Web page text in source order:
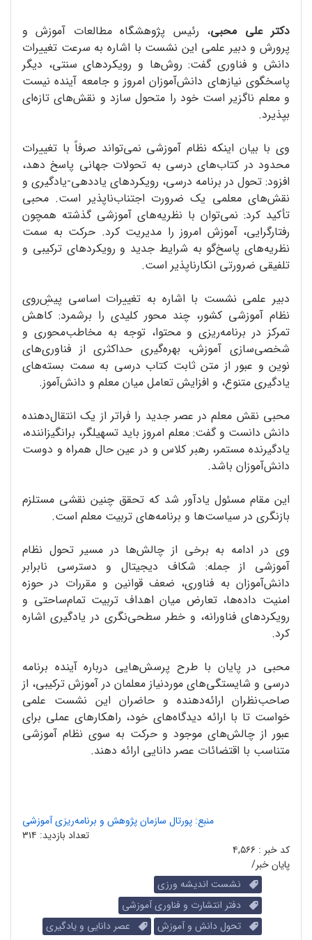
دکتر علی محبی، رئیس پژوهشگاه مطالعات آموزش و
پرورش و دبیر علمی این نشست با اشاره به سرعت تغییرات
دانش و فناوری گفت: روش‌ها و رویکردهای سنتی، دیگر
پاسخگوی نیازهای دانش‌آموزان امروز و جامعه آینده نیست
و معلم ناگزیر است خود را متحول سازد و نقش‌های تازه‌ای
بپذیرد.
وی با بیان اینکه نظام آموزشی نمی‌تواند صرفاً با تغییرات
محدود در کتاب‌های درسی به تحولات جهانی پاسخ دهد،
افزود: تحول در برنامه درسی، رویکردهای یاددهی-یادگیری و
نقش‌های معلمی یک ضرورت اجتناب‌ناپذیر است. محبی
تأکید کرد: نمی‌توان با نظریه‌های آموزشی گذشته همچون
رفتارگرایی، آموزش امروز را مدیریت کرد. حرکت به سمت
نظریه‌های پاسخ‌گو به شرایط جدید و رویکردهای ترکیبی و
تلفیقی ضرورتی انکارناپذیر است.
دبیر علمی نشست با اشاره به تغییرات اساسی پیش‌ِروی
نظام آموزشی کشور، چند محور کلیدی را برشمرد: کاهش
تمرکز در برنامه‌ریزی و محتوا، توجه به مخاطب‌محوری و
شخصی‌سازی آموزش، بهره‌گیری حداکثری از فناوری‌های
نوین و عبور از متن ثابت کتاب درسی به سمت بسته‌های
یادگیری متنوع، و افزایش تعامل میان معلم و دانش‌آموز.
محبی نقش معلم در عصر جدید را فراتر از یک انتقال‌دهنده
دانش دانست و گفت: معلم امروز باید تسهیلگر، برانگیزاننده،
یادگیرنده مستمر، رهبر کلاس و در عین حال همراه و دوست
دانش‌آموزان باشد.
این مقام مسئول یادآور شد که تحقق چنین نقشی مستلزم
بازنگری در سیاست‌ها و برنامه‌های تربیت معلم است.
وی در ادامه به برخی از چالش‌ها در مسیر تحول نظام
آموزشی از جمله: شکاف دیجیتال و دسترسی نابرابر
دانش‌آموزان به فناوری، ضعف قوانین و مقررات در حوزه
امنیت داده‌ها، تعارض میان اهداف تربیت تمام‌ساحتی و
رویکردهای فناورانه، و خطر سطحی‌نگری در یادگیری اشاره
کرد.
محبی در پایان با طرح پرسش‌هایی درباره آینده برنامه
درسی و شایستگی‌های موردنیاز معلمان در آموزش ترکیبی، از
صاحب‌نظران ارائه‌دهنده و حاضران این نشست علمی
خواست تا با ارائه دیدگاه‌های خود، راهکارهای عملی برای
عبور از چالش‌های موجود و حرکت به سوی نظام آموزشی
متناسب با اقتضائات عصر دانایی ارائه دهند.
منبع: پورتال سازمان پژوهش و برنامه‌ریزی آموزشی
تعداد بازدید: ۳۱۴
کد خبر : ۴,۵۶۶
پایان خبر/
نشست اندیشه ورزی
دفتر انتشارت و فناوری آموزشی
تحول دانش و آموزش
عصر دانایی و یادگیری